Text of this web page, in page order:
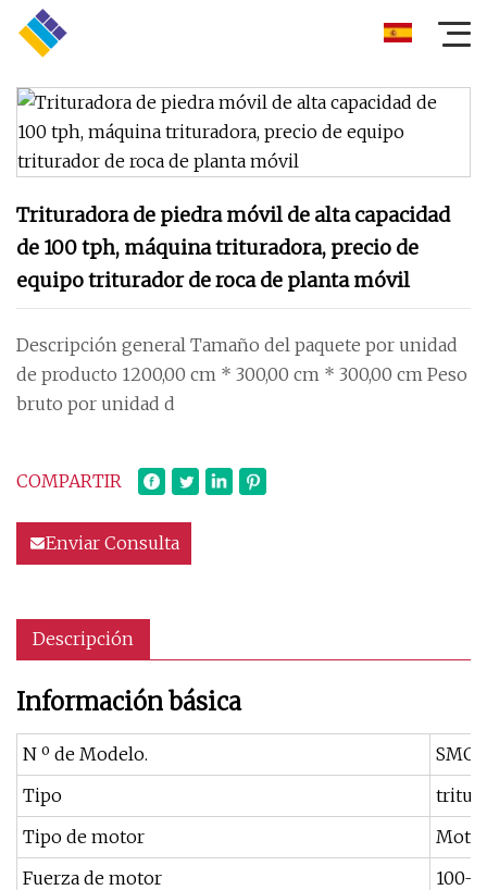
Trituradora de piedra móvil de alta capacidad
de 100 tph, máquina trituradora, precio de
equipo triturador de roca de planta móvil
Descripción general Tamaño del paquete por unidad
de producto 1200,00 cm * 300,00 cm * 300,00 cm Peso
bruto por unidad d
COMPARTIR
Enviar Consulta
Descripción
Información básica
N º de Modelo.
Tipo
Tipo de motor
Fuerza de motor
100-